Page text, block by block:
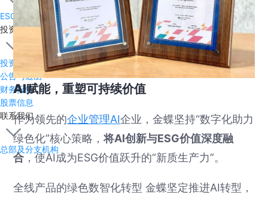
ESG报告
投资者关系
投资者关系主页
公告与通函
财务报告
股票信息
联系我们
总部及分支机构
AI赋能，重塑可持续价值
作为领先的企业管理AI企业，金蝶坚持“数字化助力
绿色化”核心策略，将AI创新与ESG价值深度融
合，使AI成为ESG价值跃升的“新质生产力”。
全线产品的绿色数智化转型 金蝶坚定推进AI转型，